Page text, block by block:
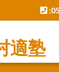
適塾